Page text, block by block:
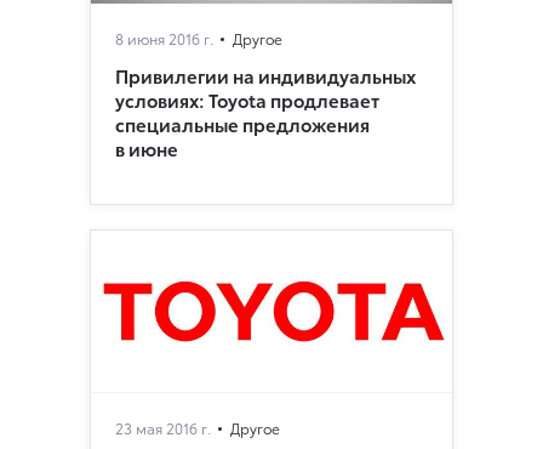
8 июня 2016 г. Другое
Привилегии на индивидуальных
условиях: Toyota продлевает
специальные предложения
в июне
23 мая 2016 г. Другое